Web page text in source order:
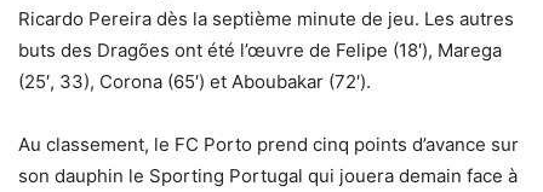
Ricardo Pereira dès la septième minute de jeu. Les autres
buts des Dragões ont été l’œuvre de Felipe (18′), Marega
(25′, 33), Corona (65′) et Aboubakar (72′).
Au classement, le FC Porto prend cinq points d’avance sur
son dauphin le Sporting Portugal qui jouera demain face à